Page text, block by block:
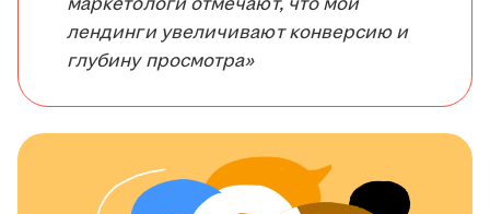
лендинги увеличивают конверсию и
глубину просмотра»